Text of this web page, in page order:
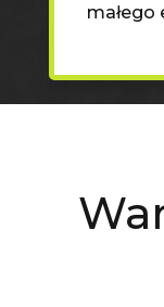
małego